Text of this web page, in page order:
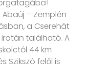
– Zemplén
a Cserehát
található. A
44 km
Szikszó felől is